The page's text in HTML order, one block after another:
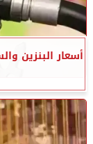
أسعار البنزين